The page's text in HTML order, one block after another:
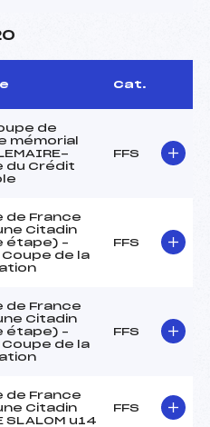
Cat.
de
mémorial
du Crédit
FFS
de France
Citadin
étape) –
Coupe de la
FFS
de France
Citadin
étape) –
Coupe de la
FFS
de France
Citadin
SLALOM u14
FFS